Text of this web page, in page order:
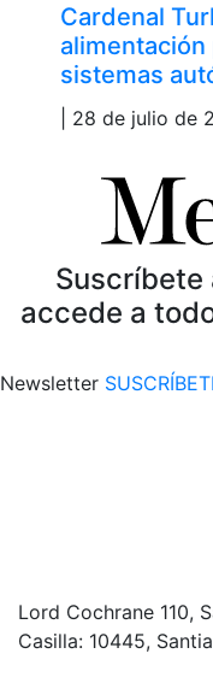
Cardenal
alimentación
sistemas
| 28 de julio de
Suscríbete
accede a
Newsletter
Lord Cochrane 110,
Casilla: 10445,